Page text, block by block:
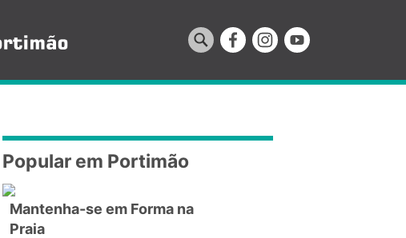
Popular em Portimão
Mantenha-se em Forma na
Praia